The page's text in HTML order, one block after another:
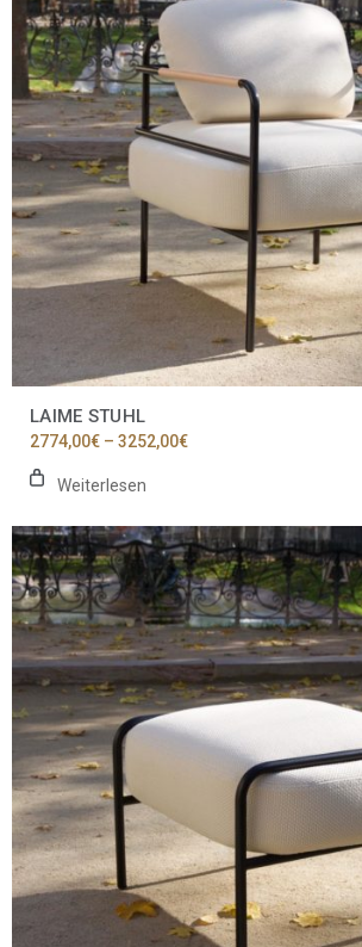
LAIME STUHL
2774,00€ – 3252,00€Preisspanne:
Weiterlesen